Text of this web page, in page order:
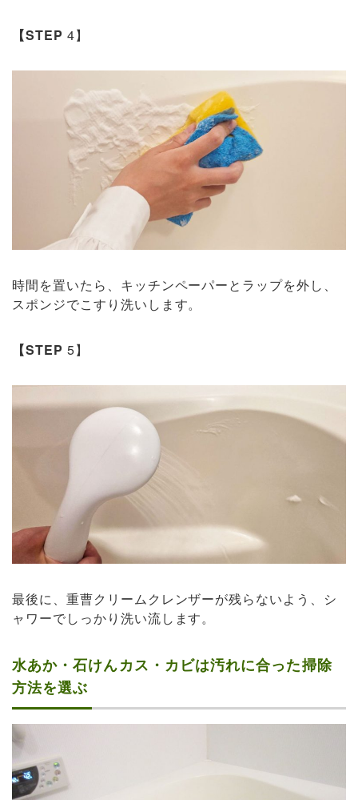
【STEP 4】
時間を置いたら、キッチンペーパーとラップを外し、
スポンジでこすり洗いします。
【STEP 5】
最後に、重曹クリームクレンザーが残らないよう、シ
ャワーでしっかり洗い流します。
水あか・石けんカス・カビは汚れに合った掃除
方法を選ぶ